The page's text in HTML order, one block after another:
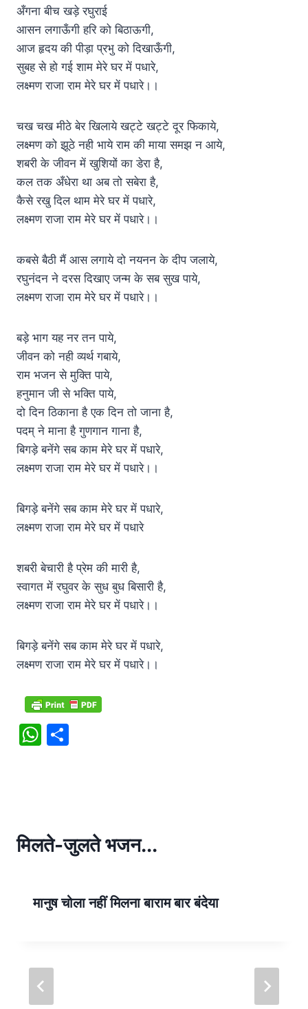
अँगना बीच खड़े रघुराई
आसन लगाऊँगी हरि को बिठाऊगी,
आज हृदय की पीड़ा प्रभु को दिखाऊँगी,
सुबह से हो गई शाम मेरे घर में पधारे,
लक्ष्मण राजा राम मेरे घर में पधारे।।
चख चख मीठे बेर खिलाये खट्टे खट्टे दूर फिकाये,
लक्ष्मण को झूठे नही भाये राम की माया समझ न आये,
शबरी के जीवन में खुशियों का डेरा है,
कल तक अँधेरा था अब तो सबेरा है,
कैसे रखु दिल थाम मेरे घर में पधारे,
लक्ष्मण राजा राम मेरे घर में पधारे।।
कबसे बैठी मैं आस लगाये दो नयनन के दीप जलाये,
रघुनंदन ने दरस दिखाए जन्म के सब सुख पाये,
लक्ष्मण राजा राम मेरे घर में पधारे।।
बड़े भाग यह नर तन पाये,
जीवन को नही व्यर्थ गबाये,
राम भजन से मुक्ति पाये,
हनुमान जी से भक्ति पाये,
दो दिन ठिकाना है एक दिन तो जाना है,
पदम् ने माना है गुणगान गाना है,
बिगड़े बनेंगे सब काम मेरे घर में पधारे,
लक्ष्मण राजा राम मेरे घर में पधारे।।
बिगड़े बनेंगे सब काम मेरे घर में पधारे,
लक्ष्मण राजा राम मेरे घर में पधारे
शबरी बेचारी है प्रेम की मारी है,
स्वागत में रघुवर के सुध बुध बिसारी है,
लक्ष्मण राजा राम मेरे घर में पधारे।।
बिगड़े बनेंगे सब काम मेरे घर में पधारे,
लक्ष्मण राजा राम मेरे घर में पधारे।।
W
p
मिलते-जुलते भजन...
मानुष चोला नहीं मिलना बाराम बार बंदेया